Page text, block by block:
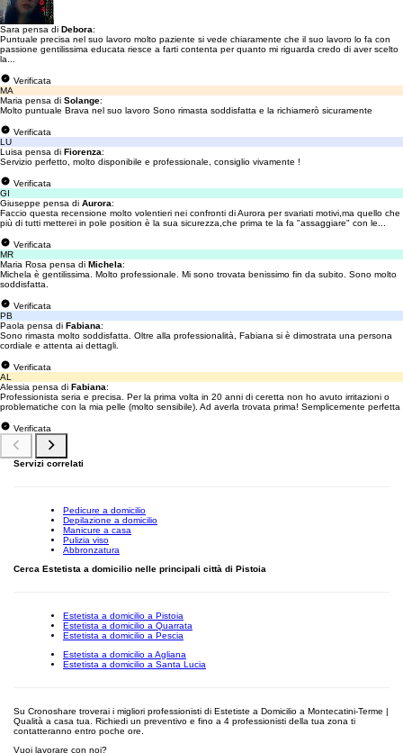
Sara pensa di Debora:
Puntuale precisa nel suo lavoro molto paziente si vede chiaramente che il suo lavoro lo fa con
passione gentilissima educata riesce a farti contenta per quanto mi riguarda credo di aver scelto
la...
Verificata
MA
Maria pensa di Solange:
Molto puntuale Brava nel suo lavoro Sono rimasta soddisfatta e la richiamerò sicuramente
Verificata
LU
Luisa pensa di Fiorenza:
Servizio perfetto, molto disponibile e professionale, consiglio vivamente !
Verificata
GI
Giuseppe pensa di Aurora:
Faccio questa recensione molto volentieri nei confronti di Aurora per svariati motivi,ma quello che
più di tutti metterei in pole position è la sua sicurezza,che prima te la fa "assaggiare" con le...
Verificata
MR
Maria Rosa pensa di Michela:
Michela è gentilissima. Molto professionale. Mi sono trovata benissimo fin da subito. Sono molto
soddisfatta.
Verificata
PB
Paola pensa di Fabiana:
Sono rimasta molto soddisfatta. Oltre alla professionalità, Fabiana si è dimostrata una persona
cordiale e attenta ai dettagli.
Verificata
AL
Alessia pensa di Fabiana:
Professionista seria e precisa. Per la prima volta in 20 anni di ceretta non ho avuto irritazioni o
problematiche con la mia pelle (molto sensibile). Ad averla trovata prima! Semplicemente perfetta
Verificata
Servizi correlati
Pedicure a domicilio
Depilazione a domicilio
Manicure a casa
Pulizia viso
Abbronzatura
Cerca Estetista a domicilio nelle principali città di Pistoia
Estetista a domicilio a Pistoia
Estetista a domicilio a Quarrata
Estetista a domicilio a Pescia
Estetista a domicilio a Agliana
Estetista a domicilio a Santa Lucia
Su Cronoshare troverai i migliori professionisti di Estetiste a Domicilio a Montecatini-Terme |
Qualità a casa tua. Richiedi un preventivo e fino a 4 professionisti della tua zona ti
contatteranno entro poche ore.
Vuoi lavorare con noi?